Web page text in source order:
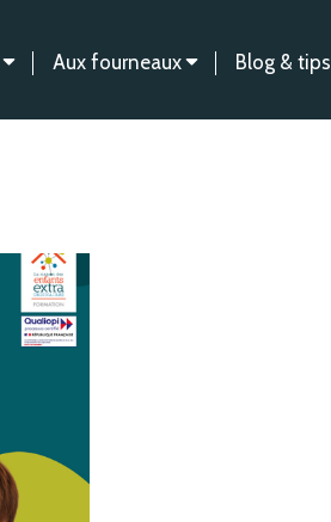
Aux fourneaux Blog & tips